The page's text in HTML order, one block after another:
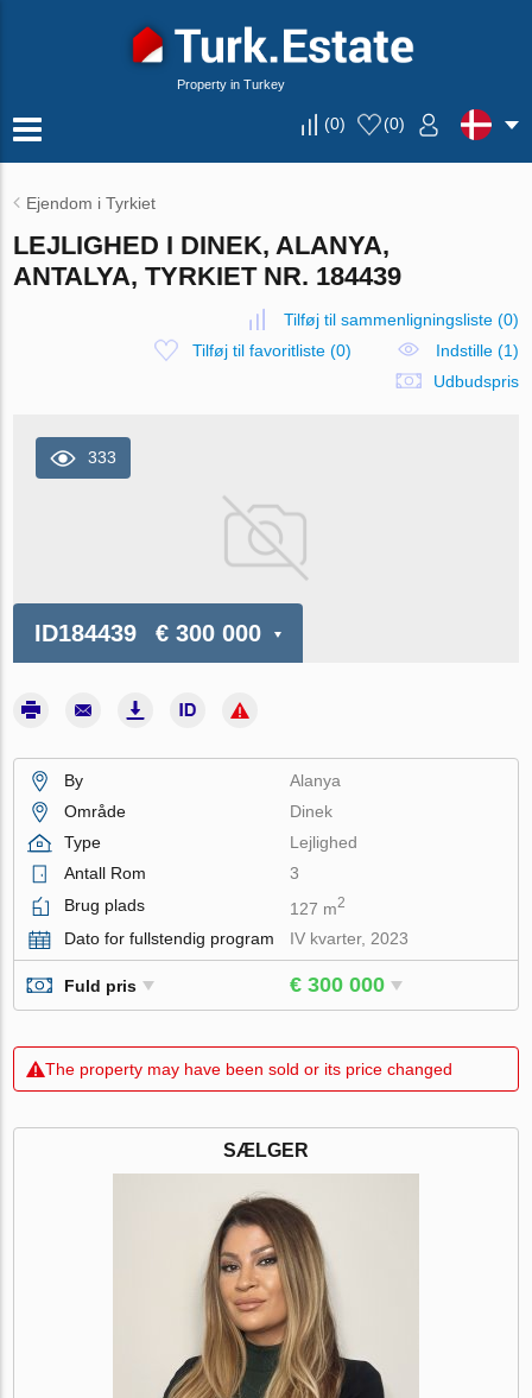
Property in Turkey
(0) (0)
Ejendom i Tyrkiet
LEJLIGHED I DINEK, ALANYA,
ANTALYA, TYRKIET NR. 184439
Tilføj til sammenligningsliste(0)
Tilføj til favoritliste (0)
Indstille (1)
Udbudspris
333
ID184439 € 300 000
By
Alanya
Område
Dinek
Type
Lejlighed
Antall Rom
3
Brug plads
127 m2
Dato for fullstendig program IV kvarter, 2023
Fuld pris € 300 000
The property may have been sold or its price changed
SÆLGER